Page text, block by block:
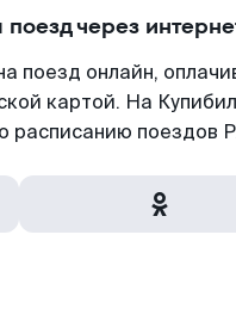
через
поезд онлайн,
картой. На
расписанию поездов